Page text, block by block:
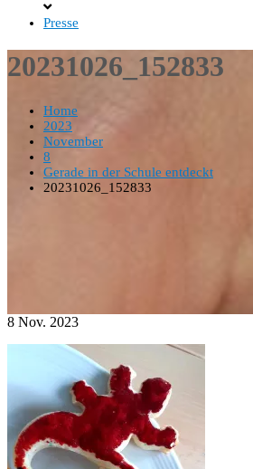
Presse
20231026_152833
Home
2023
November
8
Gerade in der Schule entdeckt
20231026_152833
8 Nov. 2023